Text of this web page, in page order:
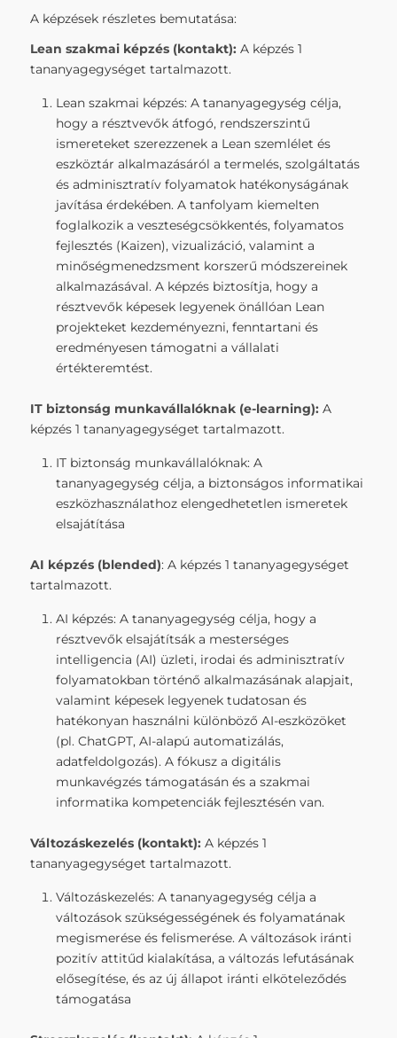
A képzések részletes bemutatása:
Lean szakmai képzés (kontakt): A képzés 1
tananyagegységet tartalmazott.
Lean szakmai képzés: A tananyagegység célja,
hogy a résztvevők átfogó, rendszerszintű
ismereteket szerezzenek a Lean szemlélet és
eszköztár alkalmazásáról a termelés, szolgáltatás
és adminisztratív folyamatok hatékonyságának
javítása érdekében. A tanfolyam kiemelten
foglalkozik a veszteségcsökkentés, folyamatos
fejlesztés (Kaizen), vizualizáció, valamint a
minőségmenedzsment korszerű módszereinek
alkalmazásával. A képzés biztosítja, hogy a
résztvevők képesek legyenek önállóan Lean
projekteket kezdeményezni, fenntartani és
eredményesen támogatni a vállalati
értékteremtést.
IT biztonság munkavállalóknak (e-learning): A
képzés 1 tananyagegységet tartalmazott.
IT biztonság munkavállalóknak: A
tananyagegység célja, a biztonságos informatikai
eszközhasználathoz elengedhetetlen ismeretek
elsajátítása
AI képzés (blended): A képzés 1 tananyagegységet
tartalmazott.
AI képzés: A tananyagegység célja, hogy a
résztvevők elsajátítsák a mesterséges
intelligencia (AI) üzleti, irodai és adminisztratív
folyamatokban történő alkalmazásának alapjait,
valamint képesek legyenek tudatosan és
hatékonyan használni különböző AI-eszközöket
(pl. ChatGPT, AI-alapú automatizálás,
adatfeldolgozás). A fókusz a digitális
munkavégzés támogatásán és a szakmai
informatika kompetenciák fejlesztésén van.
Változáskezelés (kontakt): A képzés 1
tananyagegységet tartalmazott.
Változáskezelés: A tananyagegység célja a
változások szükségességének és folyamatának
megismerése és felismerése. A változások iránti
pozitív attitűd kialakítása, a változás lefutásának
elősegítése, és az új állapot iránti elköteleződés
támogatása